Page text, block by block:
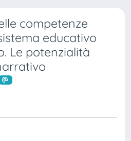
competenze
educativo
Le potenzialità